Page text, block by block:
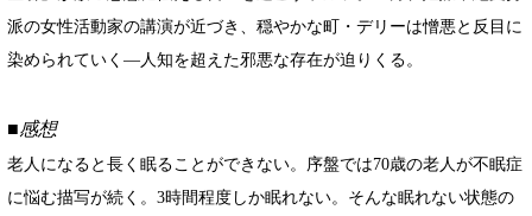
派の女性活動家の講演が近づき、穏やかな町・デリーは憎悪と反目に
染められていく―人知を超えた邪悪な存在が迫りくる。
■感想
老人になると長く眠ることができない。序盤では70歳の老人が不眠症
に悩む描写が続く。3時間程度しか眠れない。そんな眠れない状態の